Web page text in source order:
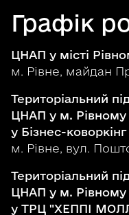
Графік
ЦНАП у місті
м. Рівне, майдан
Територіальний
ЦНАП у м. Рівному
у Бізнес-
м. Рівне, вул.
Територіальний
ЦНАП у м. Рівному
у ТРЦ "ХЕППІ